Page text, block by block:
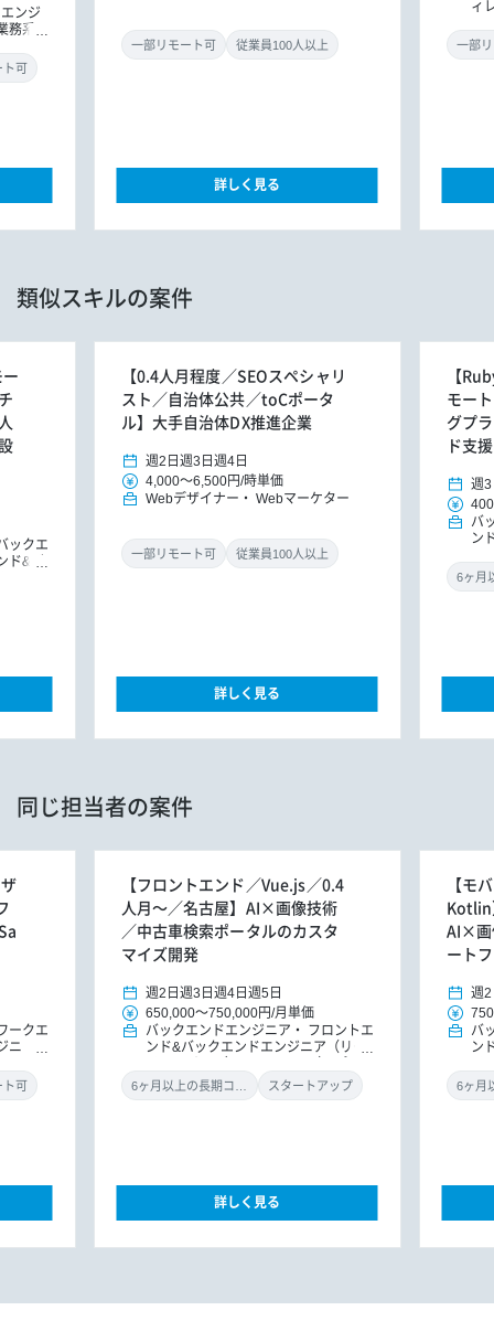
ンジ
務系ア
ト可
一部リモート可 従業員100人以上
詳しく見る
ィ
一部
類似スキルの案件
ックエ
ド&バ
【0.4人月程度／SEOスペシャリ
スト／自治体公共／toCポータ
ル】大手自治体DX推進企業
週2日 週3日 週4日
4,000～6,500円/時単価
Webデザイナー
Webマーケター
一部リモート可 従業員100人以上
詳しく見る
【
モー
グプ
ド支援
週3
バ
ン
同じ担当者の案件
ークエ
ニ
（イ
ト可
【フロントエンド／Vue.js／0.4
人月～／名古屋】AI×画像技術
／中古車検索ポータルのカスタ
マイズ開発
週2日 週3日 週4日 週5日
650,000～750,000円/月単価
バックエンドエンジニア
フロントエ
ンド&バックエンドエンジニア（リー
リ）
PM/PMO スタートアップ
詳しく見る
【モ
Kotlin
AI×画
ート
週2
バ
ン
リ